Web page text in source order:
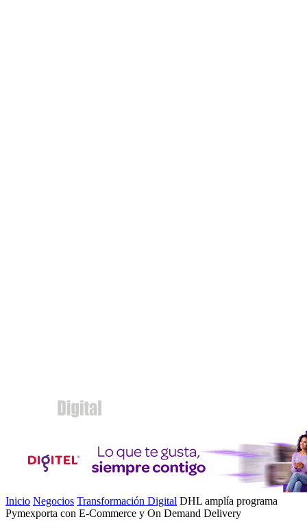
Inicio Negocios Transformación Digital DHL amplía programa
Pymexporta con E-Commerce y On Demand Delivery